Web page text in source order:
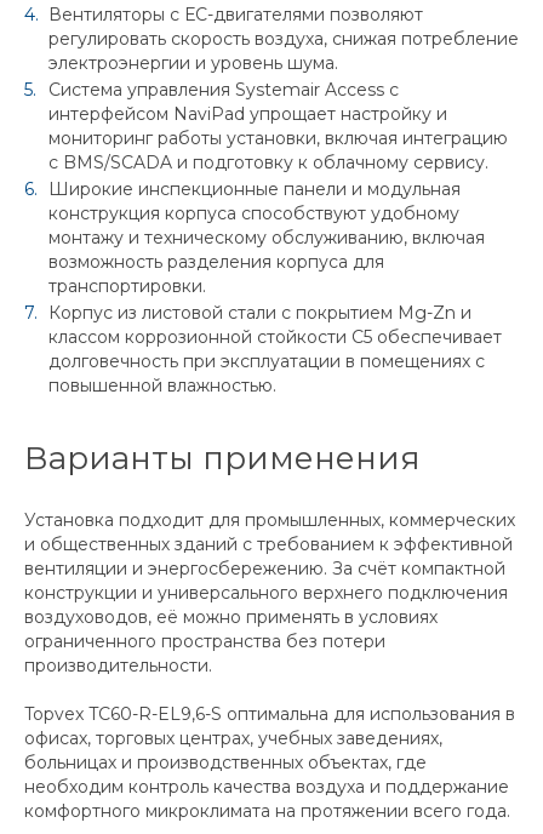
Вентиляторы с ЕС-двигателями позволяют
регулировать скорость воздуха, снижая потребление
электроэнергии и уровень шума.
Система управления Systemair Access с
интерфейсом NaviPad упрощает настройку и
мониторинг работы установки, включая интеграцию
с BMS/SCADA и подготовку к облачному сервису.
Широкие инспекционные панели и модульная
конструкция корпуса способствуют удобному
монтажу и техническому обслуживанию, включая
возможность разделения корпуса для
транспортировки.
Корпус из листовой стали с покрытием Mg-Zn и
классом коррозионной стойкости C5 обеспечивает
долговечность при эксплуатации в помещениях с
повышенной влажностью.
Варианты применения
Установка подходит для промышленных, коммерческих
и общественных зданий с требованием к эффективной
вентиляции и энергосбережению. За счёт компактной
конструкции и универсального верхнего подключения
воздуховодов, её можно применять в условиях
ограниченного пространства без потери
производительности.
Topvex TC60-R-EL9,6-S оптимальна для использования в
офисах, торговых центрах, учебных заведениях,
больницах и производственных объектах, где
необходим контроль качества воздуха и поддержание
комфортного микроклимата на протяжении всего года.